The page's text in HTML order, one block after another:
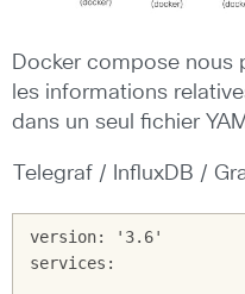
Docker compose nous
les informations
dans un seul fichier
Telegraf / InfluxDB /
version: '3.6'
services: